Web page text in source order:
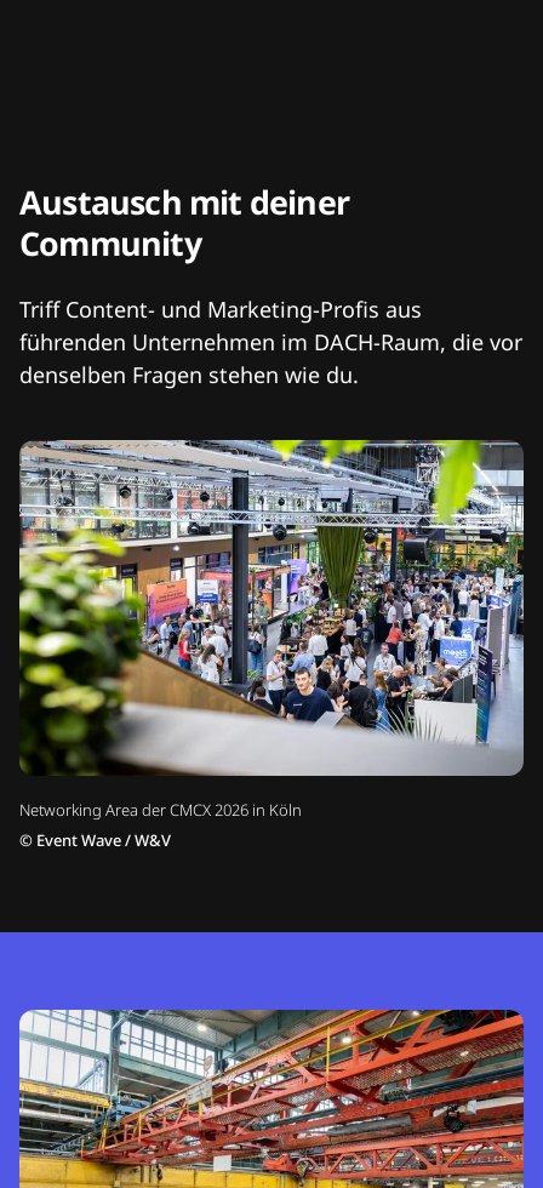
Networking Area der CMCX 2026 in Köln
© Event Wave / W&V
Austausch mit deiner
Community
Triff Content- und Marketing-Profis aus
führenden Unternehmen im DACH-Raum, die vor
denselben Fragen stehen wie du.